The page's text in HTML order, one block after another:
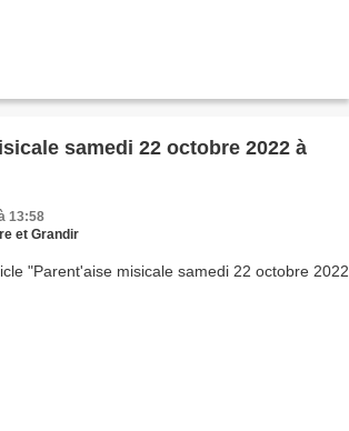
samedi 22 octobre 2022 à
13:58
et Grandir